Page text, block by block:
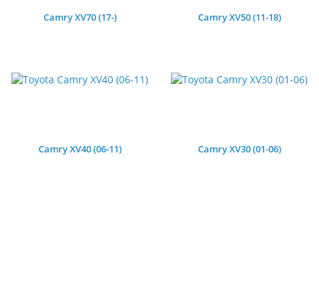
Camry XV70 (17-) Camry XV50 (11-18)
Camry XV40 (06-11) Camry XV30 (01-06)